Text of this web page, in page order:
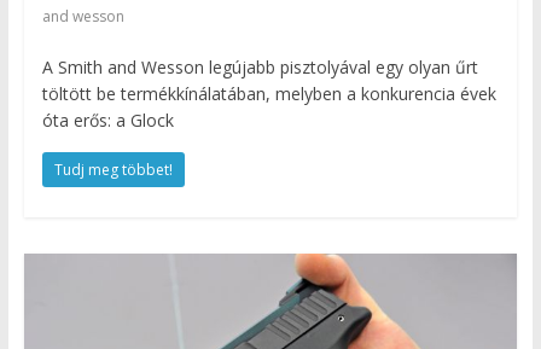
and wesson
A Smith and Wesson legújabb pisztolyával egy olyan űrt
töltött be termékkínálatában, melyben a konkurencia évek
óta erős: a Glock
Tudj meg többet!